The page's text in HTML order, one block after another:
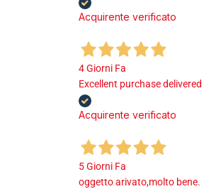
Acquirente verificato
4 Giorni Fa
Excellent purchase
Acquirente verificato
5 Giorni Fa
oggetto arivato,molto bene.